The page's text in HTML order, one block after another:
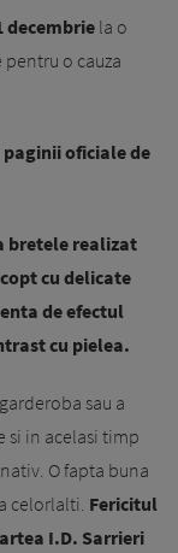
decembriela o
o cauza
oficiale de
bretele realizat
cu delicate
de efectul
cu pielea.
sau a
si in acelasi timp
O fapta buna
celorlalti. Fericitul
I.D. Sarrieri